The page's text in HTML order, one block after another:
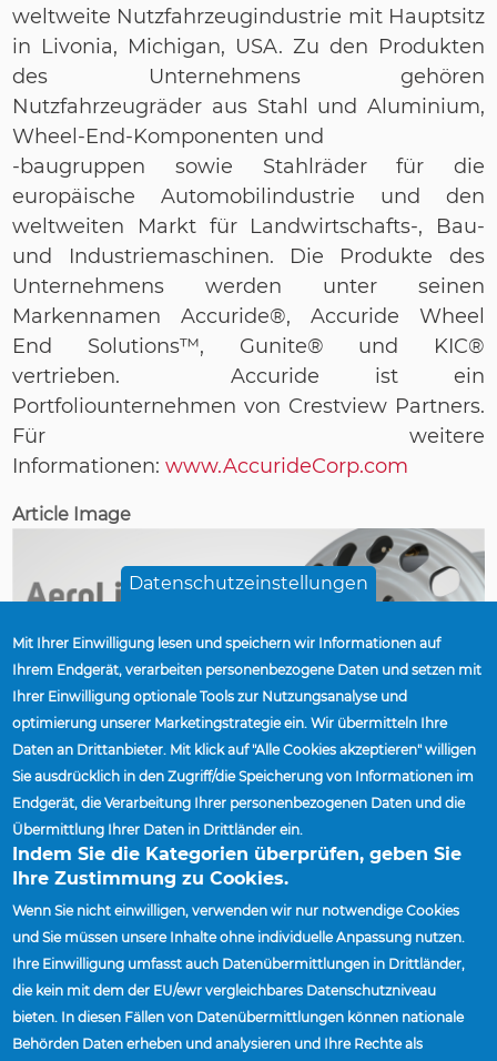
weltweite Nutzfahrzeugindustrie mit Hauptsitz
in Livonia, Michigan, USA. Zu den Produkten
des Unternehmens gehören
Nutzfahrzeugräder aus Stahl und Aluminium,
Wheel-End-Komponenten und
-baugruppen sowie Stahlräder für die
europäische Automobilindustrie und den
weltweiten Markt für Landwirtschafts-, Bau-
und Industriemaschinen. Die Produkte des
Unternehmens werden unter seinen
Markennamen Accuride®, Accuride Wheel
End Solutions™, Gunite® und KIC®
vertrieben. Accuride ist ein
Portfoliounternehmen von Crestview Partners.
Für weitere
Informationen:www.AccurideCorp.com
Article Image
Published On
Mo., 16.09.2024 - 12:00
Breadcrumb
Startseite
Accuride Kündigt AeroLight-Konzept An;
Gewichtsoptimierte Räder Für Nutzfahrzeuge Auf Der
IAA 2024
Datenschutzeinstellungen
Mit Ihrer Einwilligung lesen und speichern wir Informationen auf
Ihrem Endgerät, verarbeiten personenbezogene Daten und setzen mit
Ihrer Einwilligung optionale Tools zur Nutzungsanalyse und
optimierung unserer Marketingstrategie ein. Wir übermitteln Ihre
Daten an Drittanbieter. Mit klick auf "Alle Cookies akzeptieren" willigen
Sie ausdrücklich in den Zugriff/die Speicherung von Informationen im
Endgerät, die Verarbeitung Ihrer personenbezogenen Daten und die
Übermittlung Ihrer Daten in Drittländer ein.
Indem Sie die Kategorien überprüfen, geben Sie
Ihre Zustimmung zu Cookies.
Wenn Sie nicht einwilligen, verwenden wir nur notwendige Cookies
und Sie müssen unsere Inhalte ohne individuelle Anpassung nutzen.
Ihre Einwilligung umfasst auch Datenübermittlungen in Drittländer,
die kein mit dem der EU/ewr vergleichbares Datenschutzniveau
bieten. In diesen Fällen von Datenübermittlungen können nationale
Behörden Daten erheben und analysieren und Ihre Rechte als